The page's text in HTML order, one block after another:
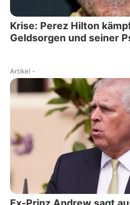
Krise: Perez Hilton
Geldsorgen und seiner
Artikel -